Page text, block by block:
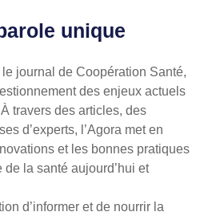
unique
le journal de Coopération Santé,
des enjeux actuels
travers des articles, des
d’experts, l’Agora met en
et les bonnes pratiques
la santé aujourd’hui et
d’informer et de nourrir la